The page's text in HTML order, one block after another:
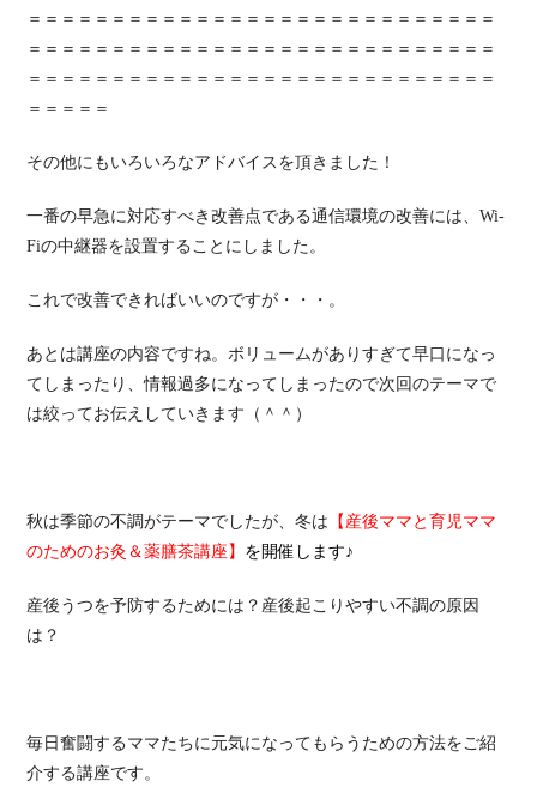
＝＝＝＝＝＝＝＝＝＝＝＝＝＝＝＝＝＝＝＝＝＝＝＝＝＝＝＝
＝＝＝＝＝＝＝＝＝＝＝＝＝＝＝＝＝＝＝＝＝＝＝＝＝＝＝＝
＝＝＝＝＝＝＝＝＝＝＝＝＝＝＝＝＝＝＝＝＝＝＝＝＝＝＝＝
＝＝＝＝＝
その他にもいろいろなアドバイスを頂きました！
一番の早急に対応すべき改善点である通信環境の改善には、Wi-
Fiの中継器を設置することにしました。
これで改善できればいいのですが・・・。
あとは講座の内容ですね。ボリュームがありすぎて早口になっ
てしまったり、情報過多になってしまったので次回のテーマで
は絞ってお伝えしていきます（＾＾）
秋は季節の不調がテーマでしたが、冬は 【産後ママと育児ママ
のためのお灸＆薬膳茶講座】 を開催します♪
産後うつを予防するためには？産後起こりやすい不調の原因
は？
毎日奮闘するママたちに元気になってもらうための方法をご紹
介する講座です。